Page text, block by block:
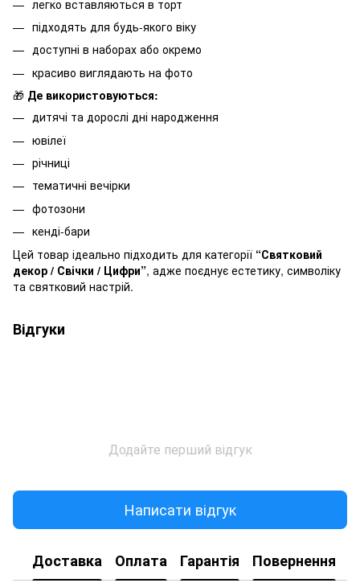
легко вставляються в торт
підходять для будь-якого віку
доступні в наборах або окремо
красиво виглядають на фото
🎁 Де використовуються:
дитячі та дорослі дні народження
ювілеї
річниці
тематичні вечірки
фотозони
кенді-бари
Цей товар ідеально підходить для категорії “Святковий
декор / Свічки / Цифри”, адже поєднує естетику, символіку
та святковий настрій.
Відгуки
Додайте перший відгук
Написати відгук
Доставка Оплата Гарантія Повернення